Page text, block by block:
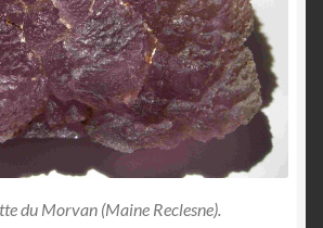
du Morvan (Maine Reclesne).